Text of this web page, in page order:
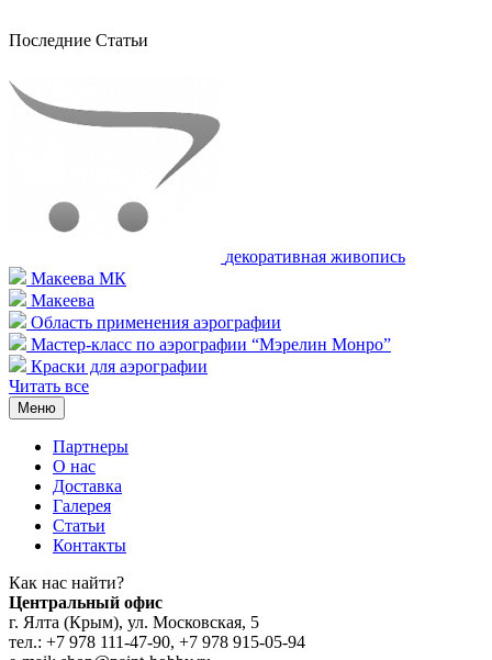
Последние Статьи
декоративная живопись
Макеева МК
Макеева
Область применения аэрографии
Мастер-класс по аэрографии “Мэрелин Монро”
Краски для аэрографии
Читать все
Меню
Партнеры
О нас
Доставка
Галерея
Статьи
Контакты
Как наc найти?
Центральный офис
г. Ялта (Крым), ул. Московская, 5
тел.: +7 978 111-47-90, +7 978 915-05-94